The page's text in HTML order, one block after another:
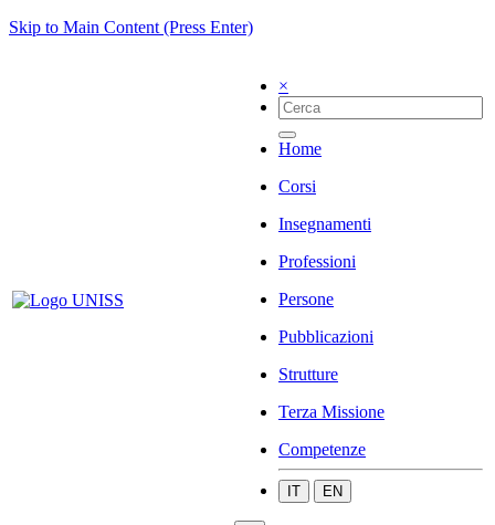
Skip to Main Content (Press Enter)
×
Home
Corsi
Insegnamenti
Professioni
Persone
Pubblicazioni
Strutture
Terza Missione
Competenze
IT EN